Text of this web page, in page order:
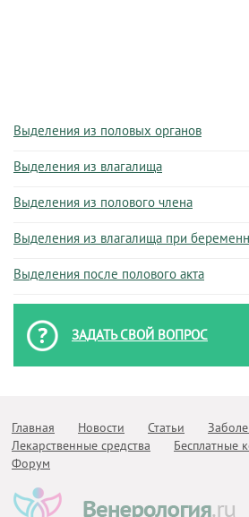
Выделения из половых органов
Выделения из влагалища
Выделения из полового члена
Выделения из влагалища при
Выделения после полового акта
ЗАДАТЬ СВОЙ ВОПРОС
Главная Новости Статьи
Лекарственные средства
Бесплатные
Форум